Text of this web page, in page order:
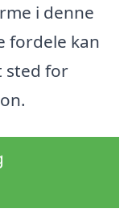
i denne
fordele kan
sted for